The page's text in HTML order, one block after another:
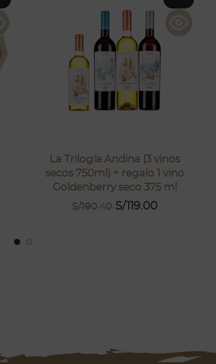
La Trilogía Andina (3 vinos
secos 750ml) + regalo 1 vino
Goldenberry seco 375 ml
S/190.40 S/ 119.00